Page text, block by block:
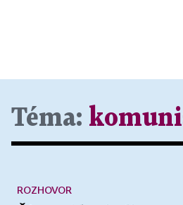
Téma:
ROZHOVOR